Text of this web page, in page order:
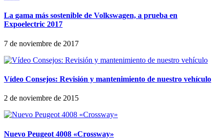
La gama más sostenible de Volkswagen, a prueba en
Expoelectric 2017
7 de noviembre de 2017
Vídeo Consejos: Revisión y mantenimiento de nuestro vehículo
2 de noviembre de 2015
Nuevo Peugeot 4008 «Crossway»